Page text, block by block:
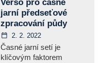
Verso pro časné
jarní předseťové
zpracování půdy
2. 2. 2022
Časné jarní setí je
klíčovým faktorem